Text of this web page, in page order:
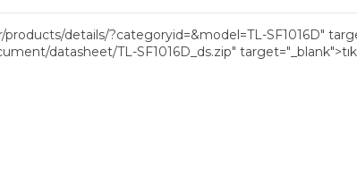
details/?categoryid=&model=TL-SF1016D"
datasheet/TL-SF1016D_ds.zip"